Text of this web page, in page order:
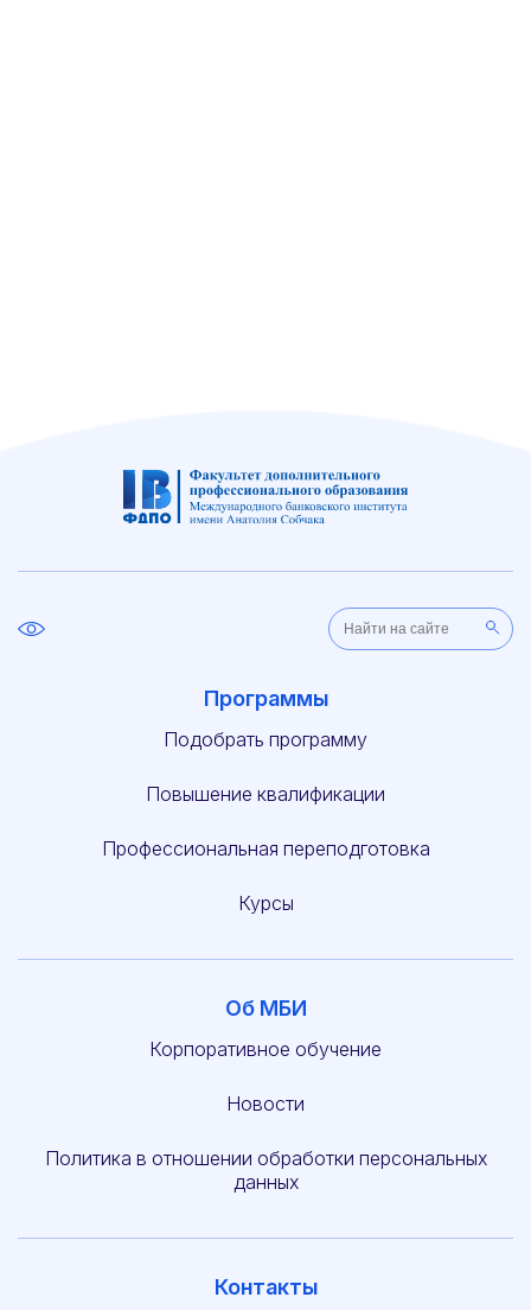
Программы
Подобрать программу
Повышение квалификации
Профессиональная переподготовка
Курсы
Об МБИ
Корпоративное обучение
Новости
Политика в отношении обработки персональных
данных
Контакты